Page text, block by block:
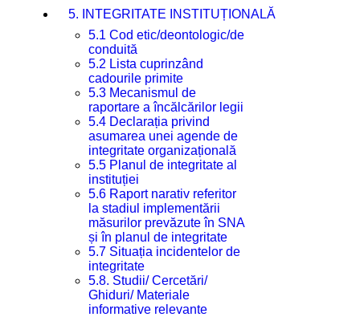
5. INTEGRITATE INSTITUȚIONALĂ
5.1 Cod etic/deontologic/de
conduită
5.2 Lista cuprinzând
cadourile primite
5.3 Mecanismul de
raportare a încălcărilor legii
5.4 Declarația privind
asumarea unei agende de
integritate organizațională
5.5 Planul de integritate al
instituției
5.6 Raport narativ referitor
la stadiul implementării
măsurilor prevăzute în SNA
și în planul de integritate
5.7 Situația incidentelor de
integritate
5.8. Studii/ Cercetări/
Ghiduri/ Materiale
informative relevante